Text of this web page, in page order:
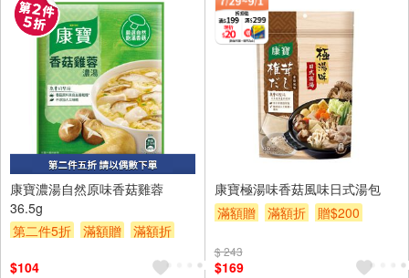
康寶濃湯自然原味香菇雞蓉
36.5g
第二件5折
滿額贈
滿額折
$104
康寶極湯味香菇風味日式湯包
滿額贈
滿額折 贈$200
$ 243
$169